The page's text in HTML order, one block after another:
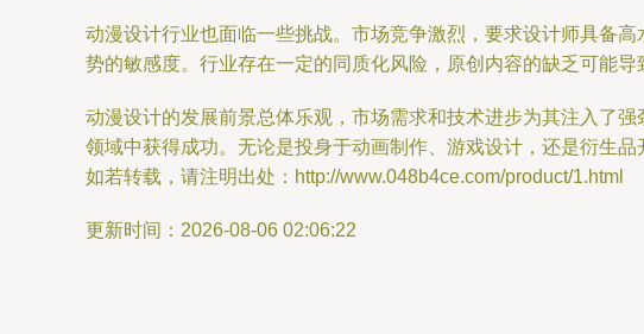
动漫设计行业也面临一些挑战。市场竞争激烈，要求设计师具备
势的敏感度。行业存在一定的同质化风险，原创内容的缺乏可能
动漫设计的发展前景总体乐观，市场需求和技术进步为其注入了
领域中获得成功。无论是投身于动画制作、游戏设计，还是衍生品
如若转载，请注明出处：http://www.048b4ce.com/product/1.html
更新时间：2026-08-06 02:06:22